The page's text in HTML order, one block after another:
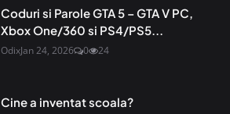
Coduri si Parole GTA 5 – GTA V PC,
Xbox One/360 si PS4/PS5...
OdixJan 24, 2026 0 24
Cine a inventat scoala?